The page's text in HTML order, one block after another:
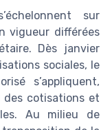
sur
vigueur différées
Dès janvier
sociales, le
s’appliquent,
des cotisations et
Au milieu de